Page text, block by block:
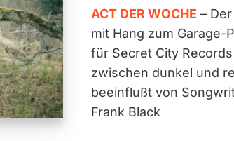
ACT DER WOCHE –
mit Hang zum Garage-
für Secret City
zwischen dunkel und
beeinflußt von
Frank Black